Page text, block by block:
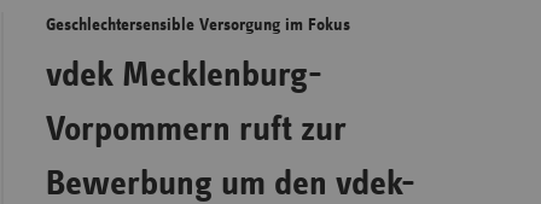
Geschlechtersensible Versorgung im Fokus
vdek Mecklenburg-
Vorpommern ruft zur
Bewerbung um den vdek-